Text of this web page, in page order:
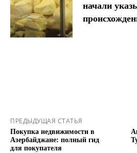
начали
ПРЕДЫДУЩАЯ СТАТЬЯ
Покупка недвижимости в
Азербайджане: полный гид
для покупателя